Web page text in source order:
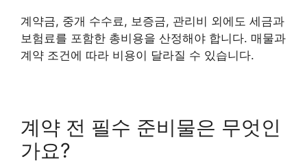
계약금, 중개 수수료, 보증금, 관리비 외에도 세금과
보험료를 포함한 총비용을 산정해야 합니다. 매물과
계약 조건에 따라 비용이 달라질 수 있습니다.
계약 전 필수 준비물은 무엇인
가요?